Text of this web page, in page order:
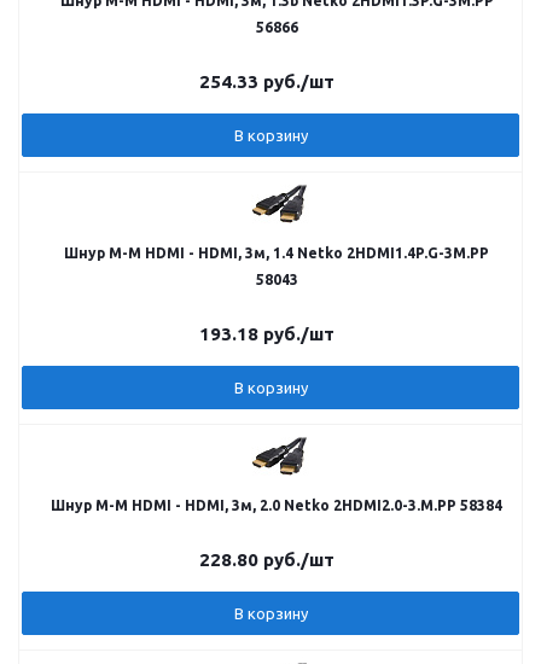
56866
254.33 руб./шт
В корзину
Шнур M-M HDMI - HDMI, 3м, 1.4 Netko 2HDMI1.4P.G-3M.PP
58043
193.18руб./шт
В корзину
Шнур M-M HDMI - HDMI, 3м, 2.0 Netko 2HDMI2.0-3.M.PP 58384
228.80руб./шт
В корзину